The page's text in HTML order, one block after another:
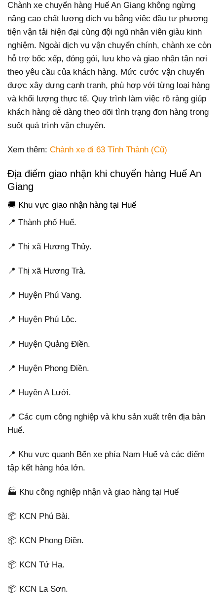
Chành xe chuyển hàng Huế An Giang không ngừng
nâng cao chất lượng dịch vụ bằng việc đầu tư phương
tiện vận tải hiện đại cùng đội ngũ nhân viên giàu kinh
nghiệm. Ngoài dịch vụ vận chuyển chính, chành xe còn
hỗ trợ bốc xếp, đóng gói, lưu kho và giao nhận tận nơi
theo yêu cầu của khách hàng. Mức cước vận chuyển
được xây dựng cạnh tranh, phù hợp với từng loại hàng
và khối lượng thực tế. Quy trình làm việc rõ ràng giúp
khách hàng dễ dàng theo dõi tình trạng đơn hàng trong
suốt quá trình vận chuyển.
Xem thêm: Chành xe đi 63 Tỉnh Thành (Cũ)
Địa điểm giao nhận khi chuyển hàng Huế An
Giang
🚚 Khu vực giao nhận hàng tại Huế
📍 Thành phố Huế.
📍 Thị xã Hương Thủy.
📍 Thị xã Hương Trà.
📍 Huyện Phú Vang.
📍 Huyện Phú Lộc.
📍 Huyện Quảng Điền.
📍 Huyện Phong Điền.
📍 Huyện A Lưới.
📍 Các cụm công nghiệp và khu sản xuất trên địa bàn
Huế.
📍 Khu vực quanh Bến xe phía Nam Huế và các điểm
tập kết hàng hóa lớn.
🏭 Khu công nghiệp nhận và giao hàng tại Huế
📦 KCN Phú Bài.
📦 KCN Phong Điền.
📦 KCN Tứ Hạ.
📦 KCN La Sơn.